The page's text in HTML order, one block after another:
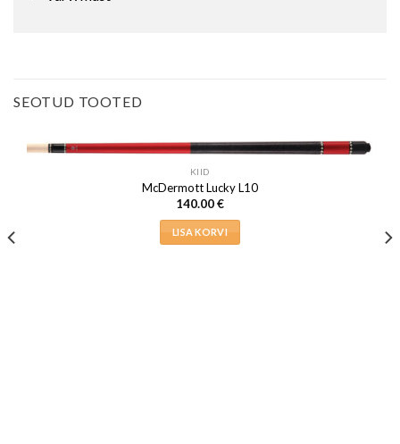
SEOTUD TOOTED
KIID
McDermott Lucky L10
140.00€
LISA KORVI